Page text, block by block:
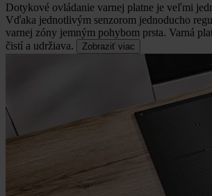
Dotykové ovládanie varnej platne je veľmi
Vďaka jednotlivým senzorom jednoducho
varnej zóny jemným pohybom prsta. Varná
čistí a udržiava.
Zobraziť viac